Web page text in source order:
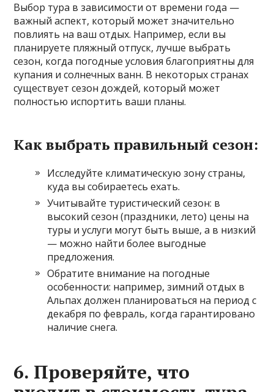
Выбор тура в зависимости от времени года —
важный аспект, который может значительно
повлиять на ваш отдых. Например, если вы
планируете пляжный отпуск, лучше выбрать
сезон, когда погодные условия благоприятны для
купания и солнечных ванн. В некоторых странах
существует сезон дождей, который может
полностью испортить ваши планы.
Как выбрать правильный сезон:
Исследуйте климатическую зону страны,
куда вы собираетесь ехать.
Учитывайте туристический сезон: в
высокий сезон (праздники, лето) цены на
туры и услуги могут быть выше, а в низкий
— можно найти более выгодные
предложения.
Обратите внимание на погодные
особенности: например, зимний отдых в
Альпах должен планироваться на период с
декабря по февраль, когда гарантировано
наличие снега.
6. Проверяйте, что